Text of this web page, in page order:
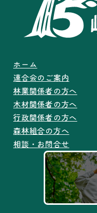
ホーム
連合会のご案内
林業関係者の方へ
木材関係者の方へ
行政関係者の方へ
森林組合の方へ
相談・お問合せ